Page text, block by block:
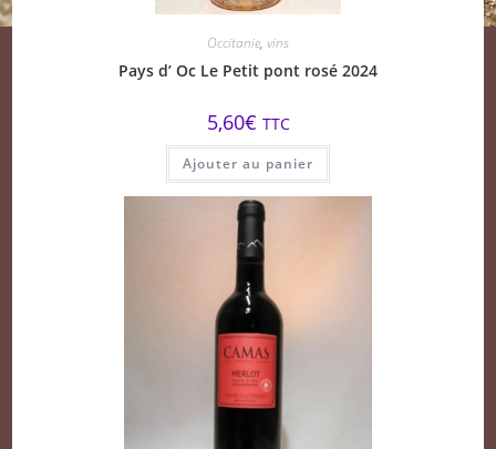
Occitanie, vins
Pays d’ Oc Le Petit pont rosé 2024
5,60€ TTC
Ajouter au panier